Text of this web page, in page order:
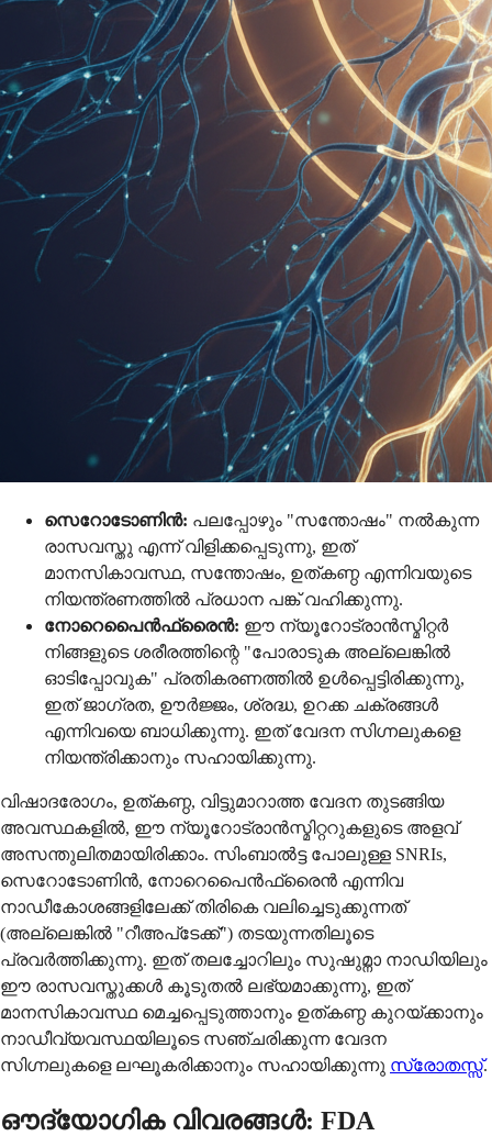
സെറോടോണിൻ: പലപ്പോഴും "സന്തോഷം" നൽകുന്ന
രാസവസ്തു എന്ന് വിളിക്കപ്പെടുന്നു, ഇത്
മാനസികാവസ്ഥ, സന്തോഷം, ഉത്കണ്ഠ എന്നിവയുടെ
നിയന്ത്രണത്തിൽ പ്രധാന പങ്ക് വഹിക്കുന്നു.
നോറെപൈൻഫ്രൈൻ: ഈ ന്യൂറോട്രാൻസ്മിറ്റർ
നിങ്ങളുടെ ശരീരത്തിന്റെ "പോരാടുക അല്ലെങ്കിൽ
ഓടിപ്പോവുക" പ്രതികരണത്തിൽ ഉൾപ്പെട്ടിരിക്കുന്നു,
ഇത് ജാഗ്രത, ഊർജ്ജം, ശ്രദ്ധ, ഉറക്ക ചക്രങ്ങൾ
എന്നിവയെ ബാധിക്കുന്നു. ഇത് വേദന സിഗ്നലുകളെ
നിയന്ത്രിക്കാനും സഹായിക്കുന്നു.
വിഷാദരോഗം, ഉത്കണ്ഠ, വിട്ടുമാറാത്ത വേദന തുടങ്ങിയ
അവസ്ഥകളിൽ, ഈ ന്യൂറോട്രാൻസ്മിറ്ററുകളുടെ അളവ്
അസന്തുലിതമായിരിക്കാം. സിംബാൽട്ട പോലുള്ള SNRIs,
സെറോടോണിൻ, നോറെപൈൻഫ്രൈൻ എന്നിവ
നാഡീകോശങ്ങളിലേക്ക് തിരികെ വലിച്ചെടുക്കുന്നത്
(അല്ലെങ്കിൽ "റീഅപ്‌ടേക്ക്") തടയുന്നതിലൂടെ
പ്രവർത്തിക്കുന്നു. ഇത് തലച്ചോറിലും സുഷുമ്നാ നാഡിയിലും
ഈ രാസവസ്തുക്കൾ കൂടുതൽ ലഭ്യമാക്കുന്നു, ഇത്
മാനസികാവസ്ഥ മെച്ചപ്പെടുത്താനും ഉത്കണ്ഠ കുറയ്ക്കാനും
നാഡീവ്യവസ്ഥയിലൂടെ സഞ്ചരിക്കുന്ന വേദന
സിഗ്നലുകളെ ലഘൂകരിക്കാനും സഹായിക്കുന്നു സ്രോതസ്സ്.
ഔദ്യോഗിക വിവരങ്ങൾ: FDA